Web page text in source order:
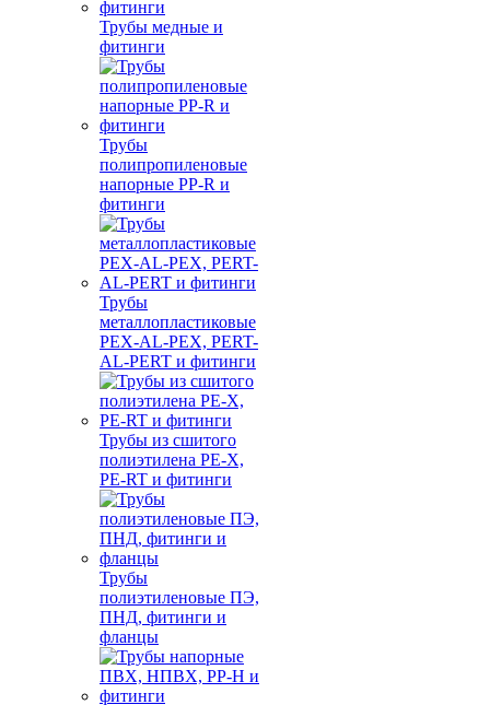
Трубы медные и
фитинги
Трубы
полипропиленовые
напорные PP-R и
фитинги
Трубы
металлопластиковые
PEX-AL-PEX, PERT-
AL-PERT и фитинги
Трубы из сшитого
полиэтилена PE-X,
PE-RT и фитинги
Трубы
полиэтиленовые ПЭ,
ПНД, фитинги и
фланцы